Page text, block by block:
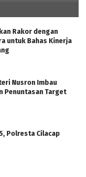
Rakor dengan
untuk Bahas Kinerja
Nusron Imbau
Penuntasan Target
Polresta Cilacap